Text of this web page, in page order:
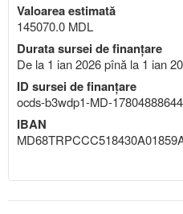
Valoarea estimată
145070.0 MDL
Durata sursei de finanțare
De la 1 ian 2026 pînă la 1 ian
ID sursei de finanțare
ocds-b3wdp1-MD-
IBAN